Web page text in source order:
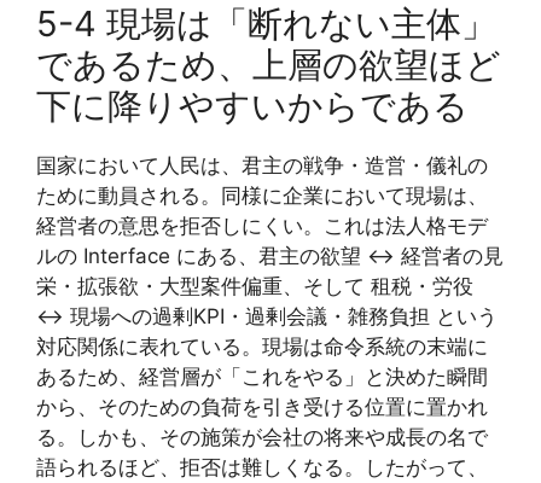
5-4 現場は「断れない主体」
であるため、上層の欲望ほど
下に降りやすいからである
国家において人民は、君主の戦争・造営・儀礼の
ために動員される。同様に企業において現場は、
経営者の意思を拒否しにくい。これは法人格モデ
ルの Interface にある、君主の欲望 ↔ 経営者の見
栄・拡張欲・大型案件偏重、そして 租税・労役
↔ 現場への過剰KPI・過剰会議・雑務負担 という
対応関係に表れている。現場は命令系統の末端に
あるため、経営層が「これをやる」と決めた瞬間
から、そのための負荷を引き受ける位置に置かれ
る。しかも、その施策が会社の将来や成長の名で
語られるほど、拒否は難しくなる。したがって、